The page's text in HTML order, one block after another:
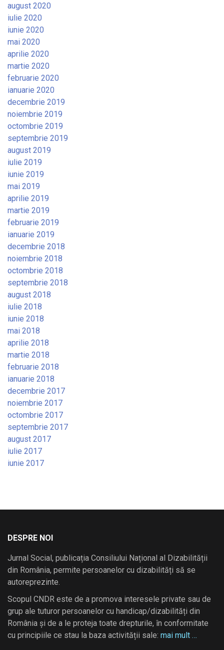
august 2020
iulie 2020
iunie 2020
mai 2020
aprilie 2020
martie 2020
februarie 2020
ianuarie 2020
decembrie 2019
noiembrie 2019
octombrie 2019
septembrie 2019
august 2019
iulie 2019
iunie 2019
mai 2019
aprilie 2019
martie 2019
februarie 2019
ianuarie 2019
decembrie 2018
noiembrie 2018
octombrie 2018
septembrie 2018
august 2018
iulie 2018
iunie 2018
mai 2018
aprilie 2018
martie 2018
februarie 2018
ianuarie 2018
decembrie 2017
noiembrie 2017
octombrie 2017
septembrie 2017
august 2017
iulie 2017
iunie 2017
DESPRE NOI
Jurnal Social, publicația Consiliului Național al Dizabilității
din România, permite persoanelor cu dizabilități să se
autoreprezinte.
Scopul CNDR este de a promova interesele private sau de
grup ale tuturor persoanelor cu handicap/dizabilități din
România și de a le proteja toate drepturile, în conformitate
cu principiile ce stau la baza activității sale: mai mult …